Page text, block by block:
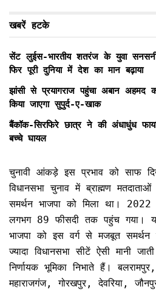
खबरें हटके
सेंट लुईस-भारतीय शतरंज के युवा
फिर पूरी दुनिया में देश का मान बढ़ाया
झांसी से प्रयागराज पहुंचा अबान
किया जाएगा सुपुर्द-ए-खाक
बैंकॉक-सिरफिरे छात्र ने की अंधाधुंध
बच्चे घायल
चुनावी आंकड़े इस प्रभाव को साफ
विधानसभा चुनाव में ब्राह्मण
समर्थन भाजपा को मिला था।
लगभग 89 फीसदी तक पहुंच गया।
भाजपा को इस वर्ग से मजबूत
ज्यादा विधानसभा सीटें ऐसी मानी
निर्णायक भूमिका निभाते हैं।
महाराजगंज, गोरखपुर, देवरिया,